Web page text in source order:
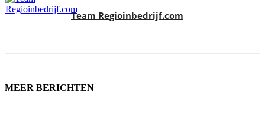
Team Regioinbedrijf.com
MEER BERICHTEN